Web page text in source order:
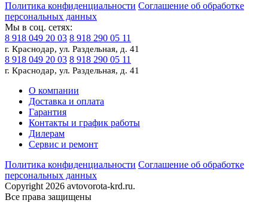
Политика конфиденциальности Соглашение об обработке
персональных данных
Мы в соц. сетях:
8 918 049 20 03 8 918 290 05 11
г. Краснодар, ул. Раздельная, д. 41
8 918 049 20 03 8 918 290 05 11
г. Краснодар, ул. Раздельная, д. 41
О компании
Доставка и оплата
Гарантия
Контакты и график работы
Дилерам
Сервис и ремонт
Политика конфиденциальности Соглашение об обработке
персональных данных
Copyright 2026 avtovorota-krd.ru.
Все права защищены